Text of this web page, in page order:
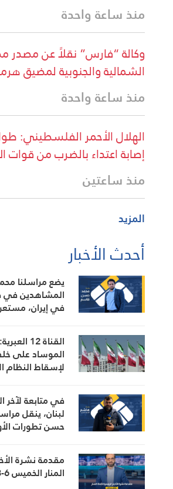
منذ ساعة واحدة
وكالة “فارس” نقلاً عن مصدر
الشمالية والجنوبية لمضيق
منذ ساعة واحدة
الهلال الأحمر الفلسطيني:
إصابة اعتداء بالضرب من قوات
منذ ساعتين
المزيد
أحدث الأخبار
يضع مراسلنا
المشاهدين في
في إيران،
على الساحتين
إلى جانب
التطورات ذات
والإقليمي
القناة
الموساد على
لإسقاط النظام
في متابعة
لبنان، ينقل
حسن تطورات
مقدمة نشرة
المنار الخميس 6-8-2026